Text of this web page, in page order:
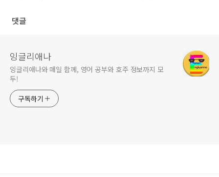
댓글
잉글리애나
잉글리애나와 매일 함께, 영어 공부와 호주 정보까지 모
두!
구독하기